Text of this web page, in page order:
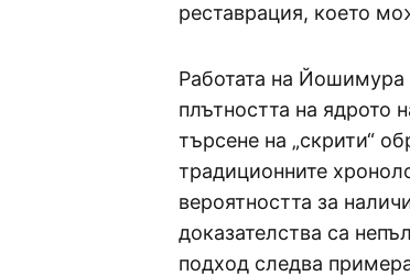
реставрация, което
Работата на Йошимура
плътността на ядрото
търсене на „скрити“
традиционните
вероятността за
доказателства са
подход следва